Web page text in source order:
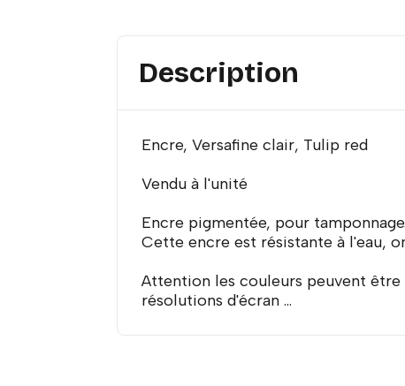
Description
Encre, Versafine clair, Tulip red
Vendu à l'unité
Encre pigmentée, pour tamponnage.
Cette encre est résistante à l'eau,
Attention les couleurs peuvent
résolutions d'écran ...